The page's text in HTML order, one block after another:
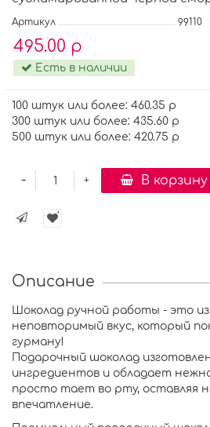
Артикул 99110
495.00 р
Есть в наличии
100 штук или более: 460.35 р
300 штук или более: 435.60 р
500 штук или более: 420.75 р
+
- В корзину
Описание
Шоколад ручной работы - это
неповторимый вкус, который
гурману!
Подарочный шоколад
ингредиентов и обладает
просто тает во рту, оставляя
впечатление.